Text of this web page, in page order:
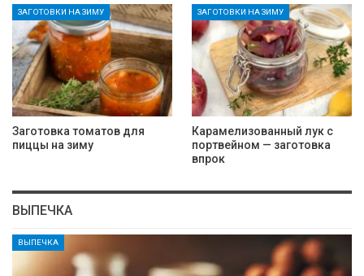
ЗАГОТОВКИ НА ЗИМУ
Заготовка томатов для
пиццы на зиму
ЗАГОТОВКИ НА ЗИМУ
Карамелизованный лук с
портвейном — заготовка
впрок
ВЫПЕЧКА
ВЫПЕЧКА